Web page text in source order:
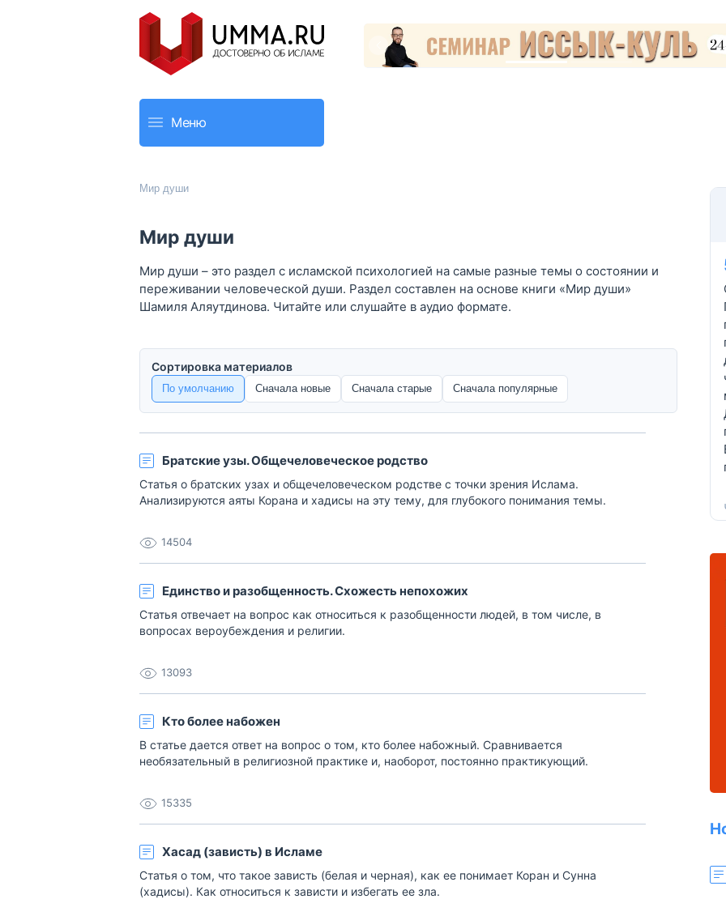
Меню
Мир души
Мир души
Мир души – это раздел с исламской психологией на самые разные темы о состоянии и
переживании человеческой души. Раздел составлен на основе книги «Мир души»
Шамиля Аляутдинова. Читайте или слушайте в аудио формате.
Сортировка материалов
По умолчанию Сначала новые Сначала старые Сначала популярные
Братские узы. Общечеловеческое родство
Статья о братских узах и общечеловеческом родстве с точки зрения Ислама.
Анализируются аяты Корана и хадисы на эту тему, для глубокого понимания темы.
14504
Единство и разобщенность. Схожесть непохожих
Статья отвечает на вопрос как относиться к разобщенности людей, в том числе, в
вопросах вероубеждения и религии.
13093
Кто более набожен
В статье дается ответ на вопрос о том, кто более набожный. Сравнивается
необязательный в религиозной практике и, наоборот, постоянно практикующий.
15335
Хасад (зависть) в Исламе
Статья о том, что такое зависть (белая и черная), как ее понимает Коран и Сунна
(хадисы). Как относиться к зависти и избегать ее зла.